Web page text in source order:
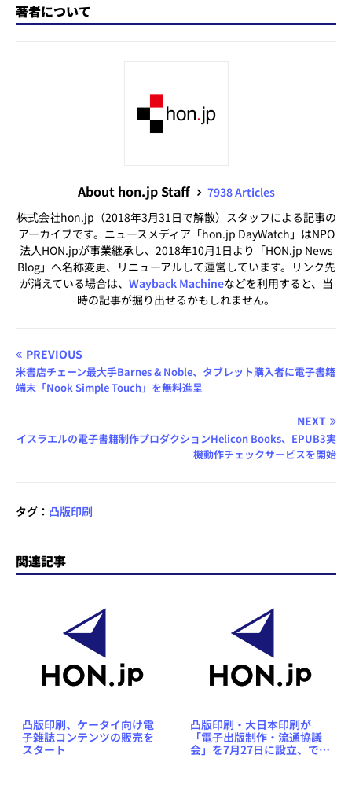
著者について
About hon.jp Staff
7938 Articles
株式会社hon.jp（2018年3月31日で解散）スタッフによる記事の
アーカイブです。ニュースメディア「hon.jp DayWatch」はNPO
法人HON.jpが事業継承し、2018年10月1日より「HON.jp News
Blog」へ名称変更、リニューアルして運営しています。リンク先
が消えている場合は、 Wayback Machineなどを利用すると、当
時の記事が掘り出せるかもしれません。
PREVIOUS
米書店チェーン最大手Barnes & Noble、タブレット購入者に電子書籍
端末「Nook Simple Touch」を無料進呈
NEXT
イスラエルの電子書籍制作プロダクションHelicon Books、EPUB3実
機動作チェックサービスを開始
タグ： 凸版印刷
関連記事
凸版印刷、ケータイ向け電
子雑誌コンテンツの販売を
スタート
凸版印刷・大日本印刷が
「電子出版制作・流通協議
会」を7月27日に設立、でも